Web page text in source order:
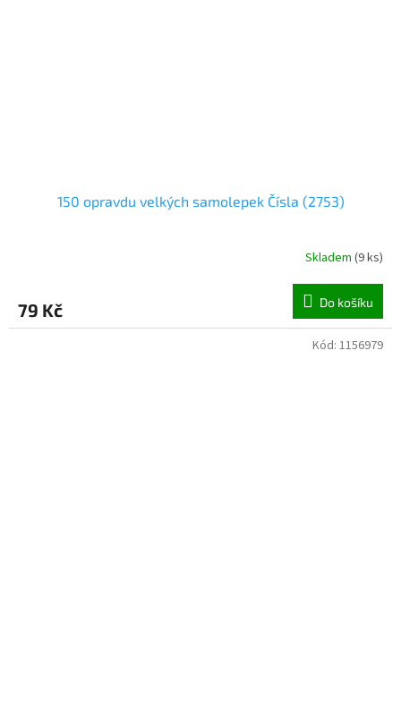
150 opravdu velkých samolepek Čísla (2753)
Skladem (9 ks)
79 Kč Do košíku
Kód: 1156979